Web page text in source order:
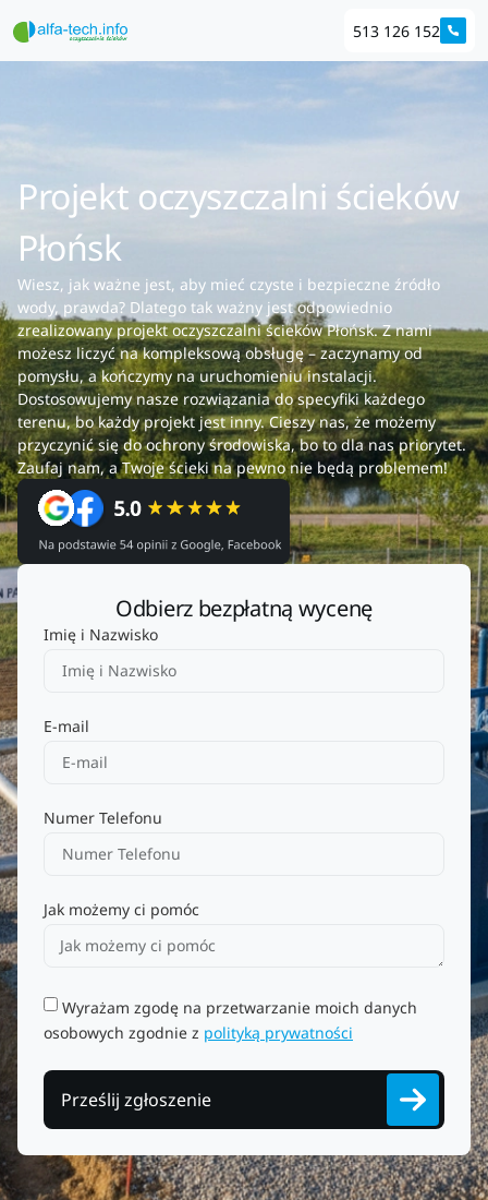
513 126 152
Projekt oczyszczalni ścieków
Płońsk
Wiesz, jak ważne jest, aby mieć czyste i bezpieczne źródło
wody, prawda? Dlatego tak ważny jest odpowiednio
zrealizowany projekt oczyszczalni ścieków Płońsk. Z nami
możesz liczyć na kompleksową obsługę – zaczynamy od
pomysłu, a kończymy na uruchomieniu instalacji.
Dostosowujemy nasze rozwiązania do specyfiki każdego
terenu, bo każdy projekt jest inny. Cieszy nas, że możemy
przyczynić się do ochrony środowiska, bo to dla nas priorytet.
Zaufaj nam, a Twoje ścieki na pewno nie będą problemem!
Odbierz bezpłatną wycenę
Imię i Nazwisko
E-mail
Numer Telefonu
Jak możemy ci pomóc
Wyrażam zgodę na przetwarzanie moich danych
osobowych zgodnie z polityką prywatności
Prześlij zgłoszenie